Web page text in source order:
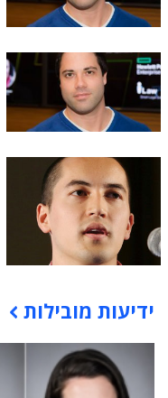
תוכן פרסומי
ידיעות מובילות